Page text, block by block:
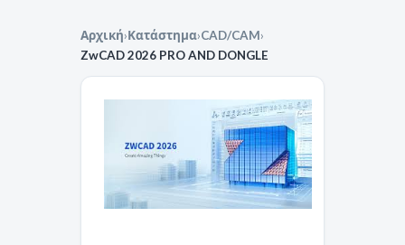
Αρχική›Κατάστημα›CAD/CAM›
ZwCAD 2026 PRO AND DONGLE